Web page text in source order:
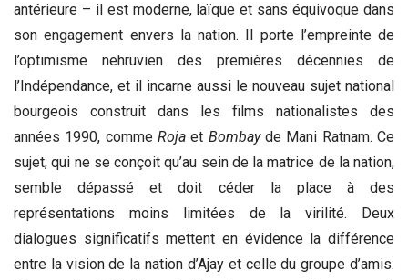
antérieure – il est moderne, laïque et sans équivoque dans
son engagement envers la nation. Il porte l’empreinte de
l’optimisme nehruvien des premières décennies de
l’Indépendance, et il incarne aussi le nouveau sujet national
bourgeois construit dans les films nationalistes des
années 1990, comme Roja et Bombayde Mani Ratnam. Ce
sujet, qui ne se conçoit qu’au sein de la matrice de la nation,
semble dépassé et doit céder la place à des
représentations moins limitées de la virilité. Deux
dialogues significatifs mettent en évidence la différence
entre la vision de la nation d’Ajay et celle du groupe d’amis.